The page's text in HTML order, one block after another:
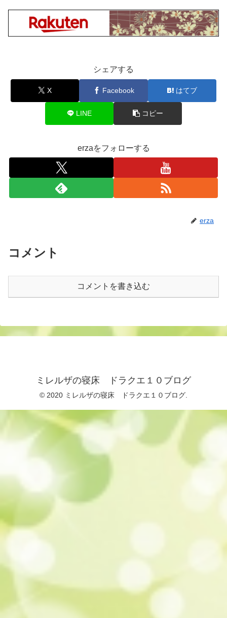
シェアする
X Facebook はてブ
LINE コピー
erzaをフォローする
erza
コメント
コメントを書き込む
ミレルザの寝床 ドラクエ１０ブログ
© 2020 ミレルザの寝床 ドラクエ１０ブログ.